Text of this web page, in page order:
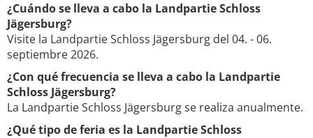
¿Cuándo se lleva a cabo la Landpartie Schloss
Jägersburg?
Visite la Landpartie Schloss Jägersburg del 04. - 06.
septiembre 2026.
¿Con qué frecuencia se lleva a cabo la Landpartie
Schloss Jägersburg?
La Landpartie Schloss Jägersburg se realiza anualmente.
¿Qué tipo de feria es la Landpartie Schloss